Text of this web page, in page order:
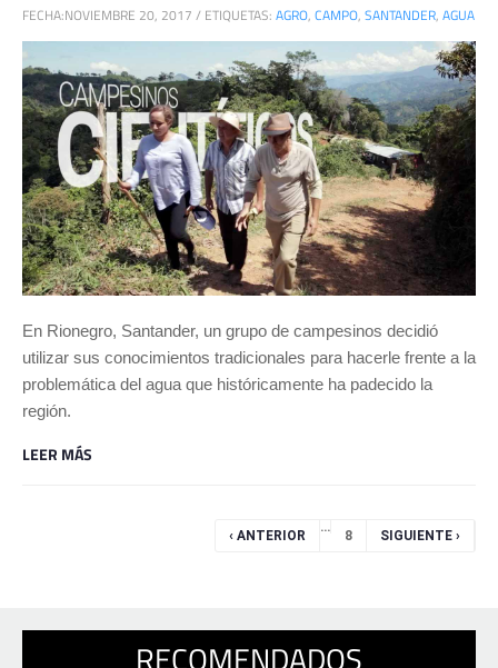
FECHA:NOVIEMBRE 20, 2017 / ETIQUETAS: AGRO, CAMPO, SANTANDER, AGUA
En Rionegro, Santander, un grupo de campesinos decidió
utilizar sus conocimientos tradicionales para hacerle frente a la
problemática del agua que históricamente ha padecido la
región.
LEER MÁS
‹ ANTERIOR
…
8 SIGUIENTE ›
RECOMENDADOS